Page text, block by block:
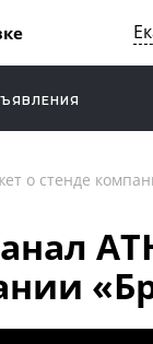
о стенде